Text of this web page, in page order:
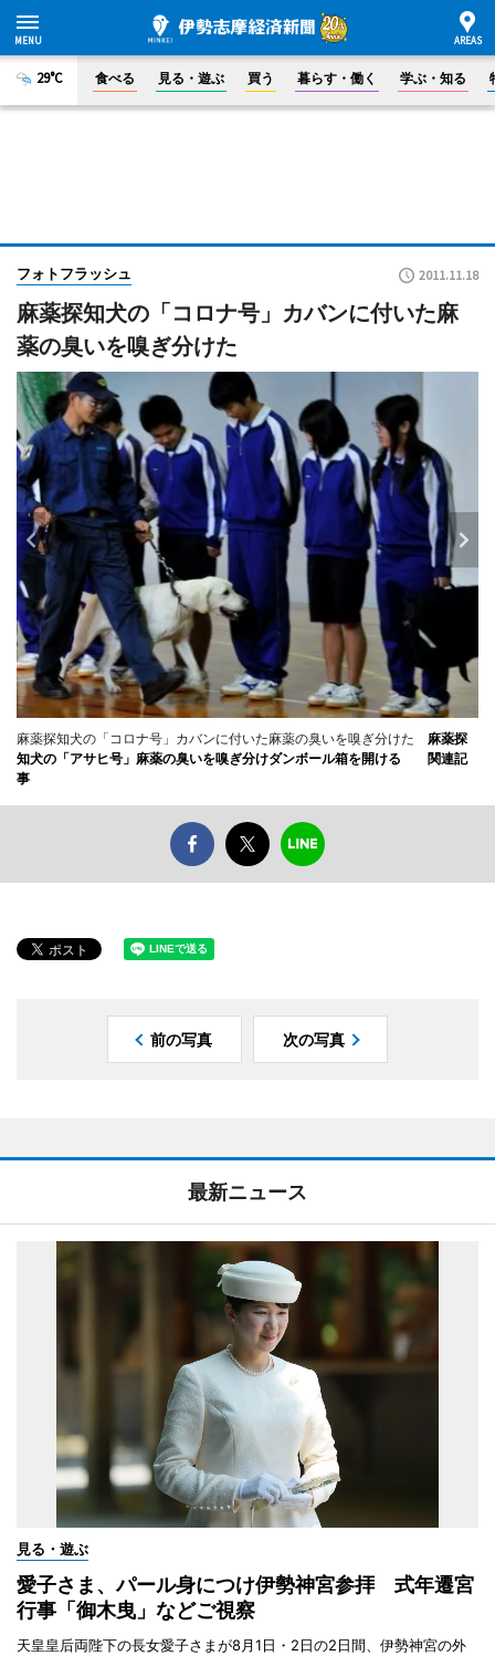
29°C 食べる 見る・遊ぶ 買う 暮らす・働く 学ぶ・知る
フォトフラッシュ 2011.11.18
麻薬探知犬の「コロナ号」カバンに付いた麻
薬の臭いを嗅ぎ分けた
麻薬探知犬の「コロナ号」カバンに付いた麻薬の臭いを嗅ぎ分けた 麻薬探
知犬の「アサヒ号」麻薬の臭いを嗅ぎ分けダンボール箱を開ける
関連記
事
前の写真 次の写真
最新ニュース
見る・遊ぶ
愛子さま、パール身につけ伊勢神宮参拝 式年遷宮
行事「御木曳」などご視察
天皇皇后両陛下の長女愛子さまが8月1日・2日の2日間、伊勢神宮の外